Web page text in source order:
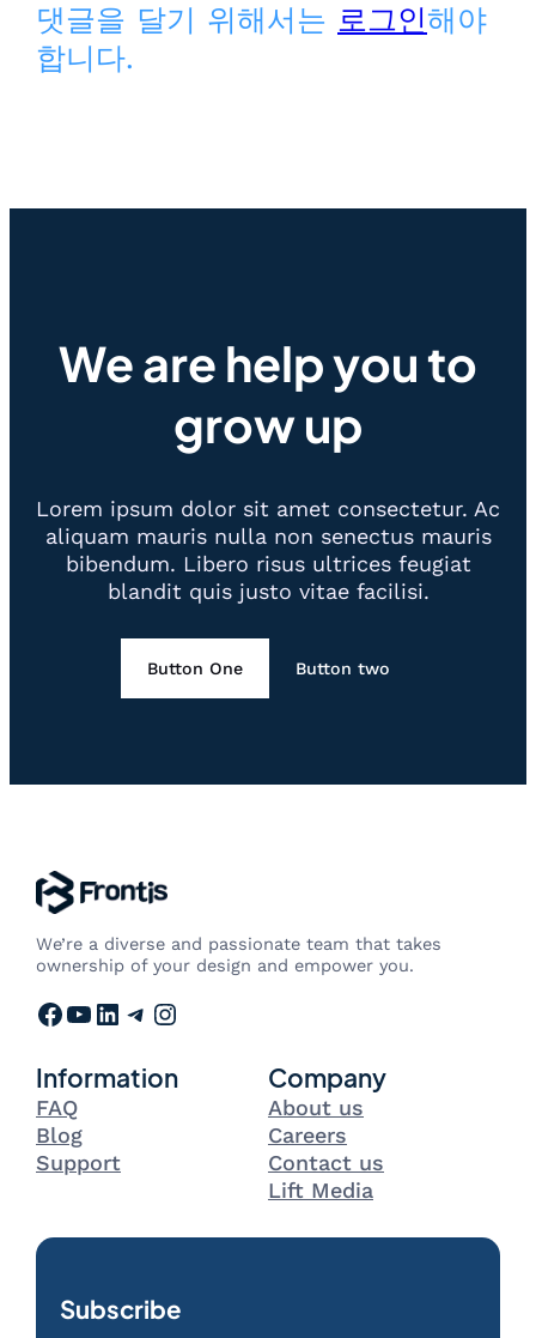
댓글을 달기 위해서는 로그인해야
합니다.
We are help you to
grow up
Lorem ipsum dolor sit amet consectetur. Ac
aliquam mauris nulla non senectus mauris
bibendum. Libero risus ultrices feugiat
blandit quis justo vitae facilisi.
Button One Button two
We’re a diverse and passionate team that takes
ownership of your design and empower you.
Facebook YouTube LinkedIn Telegram Instagram
Information
FAQ
Blog
Support
Company
About us
Careers
Contact us
Lift Media
Subscribe